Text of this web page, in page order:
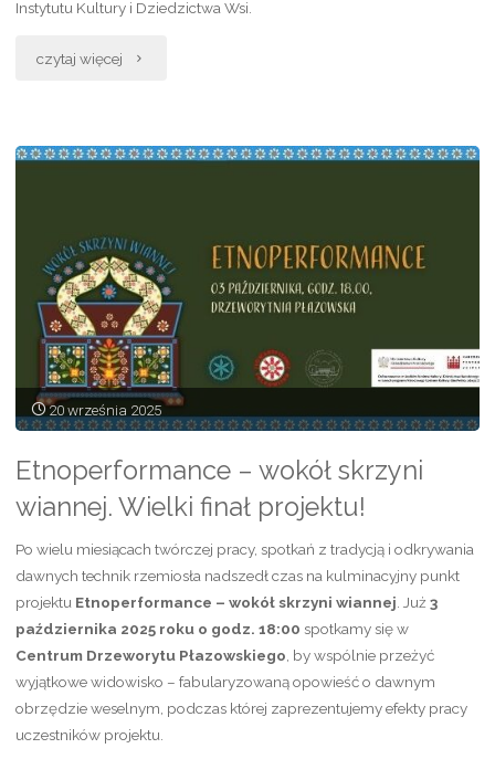
Instytutu Kultury i Dziedzictwa Wsi.
czytaj więcej „Tabor
w
fabularyzowana
i
warsztaty”
20 września 2025
Etnoperformance – wokół skrzyni
wiannej. Wielki finał projektu!
Po wielu miesiącach twórczej pracy, spotkań z tradycją i odkrywania
dawnych technik rzemiosła nadszedł czas na kulminacyjny punkt
projektu Etnoperformance – wokół skrzyni wiannej. Już3
października 2025 roku o godz. 18:00 spotkamy się w
Centrum Drzeworytu Płazowskiego, by wspólnie przeżyć
wyjątkowe widowisko – fabularyzowaną opowieść o dawnym
obrzędzie weselnym, podczas której zaprezentujemy efekty pracy
uczestników projektu.